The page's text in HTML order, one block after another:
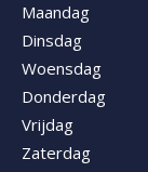
Maandag
Dinsdag
Woensdag
Donderdag
Vrijdag
Zaterdag